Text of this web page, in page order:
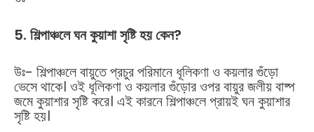
5. শিল্পাঞ্চলে ঘন কুয়াশা সৃষ্টি হয় কেন?
উঃ- শিল্পাঞ্চলে বায়ুতে প্রচুর পরিমানে ধূলিকণা ও কয়লার গুঁড়ো
ভেসে থাকে। ওই ধূলিকণা ও কয়লার গুঁড়োর ওপর বায়ুর জলীয় বাষ্প
জমে কুয়াশার সৃষ্টি করে। এই কারনে শিল্পাঞ্চলে প্রায়ই ঘন কুয়াশার
সৃষ্টি হয়।